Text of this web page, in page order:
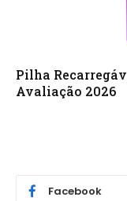
Pilha
Avaliação 2026
Facebook